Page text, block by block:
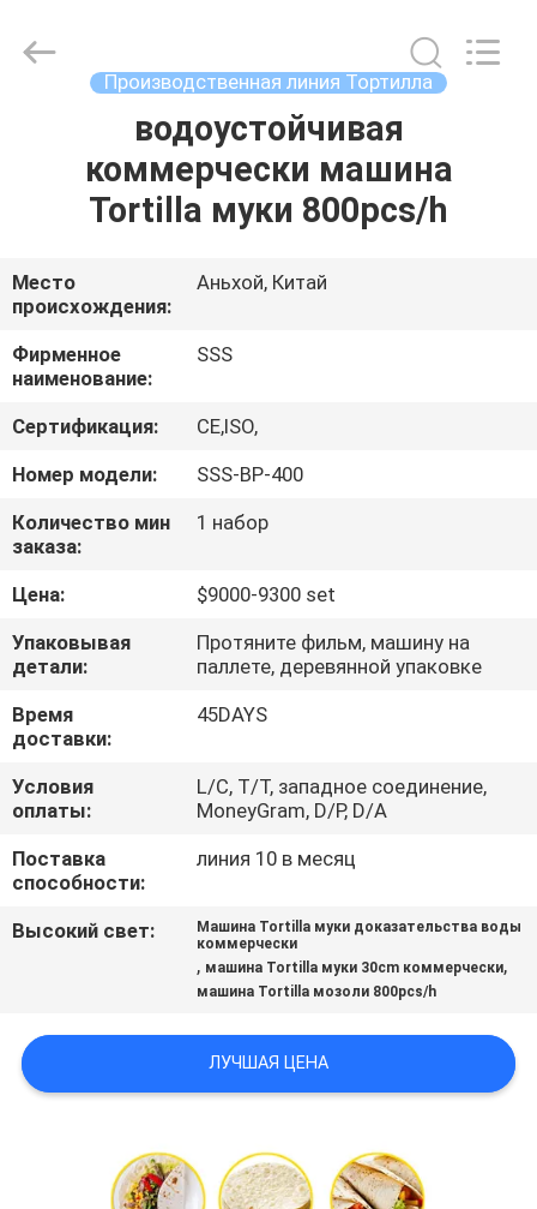
ПРОДУКТЫ
ВИДЕОЗАПИСИ
О
НАС
ЭКСКУРСИЯ
ПО
ЗАВОДУ
КОНТРОЛЬ
КАЧЕСТВА
СВЯЖИТЕСЬ
С
ЦИТАТУ
КАРТА
САЙТА
POLICY
Technology
Производственная линия Тортилла
водоустойчивая
коммерчески машина
Tortilla муки 800pcs/h
Место
происхождения:
Аньхой, Китай
Фирменное
наименование:
SSS
Сертификация:
CE,ISO,
Номер модели:
SSS-BP-400
Количество мин
заказа:
1 набор
Цена:
$9000-9300 set
Упаковывая
детали:
Протяните фильм, машину на
паллете, деревянной упаковке
Время
доставки:
45DAYS
Условия
оплаты:
L/C, T/T, западное соединение,
MoneyGram, D/P, D/A
Поставка
способности:
линия 10 в месяц
Высокий свет:
Машина Tortilla муки доказательства воды
коммерчески
, машина Tortilla муки 30cm коммерчески,
машина Tortilla мозоли 800pcs/h
ЛУЧШАЯ ЦЕНА